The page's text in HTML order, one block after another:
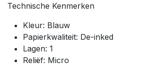
Technische Kenmerken
Kleur: Blauw
Papierkwaliteit: De-inked
Lagen: 1
Reliëf: Micro